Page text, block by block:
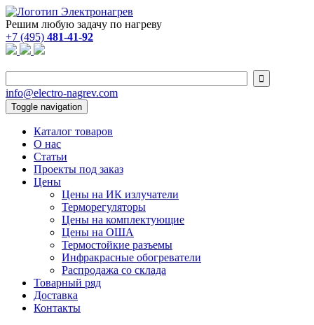
Решим любую задачу по нагреву
+7 (495) 481-41-92

info@electro-nagrev.com
Toggle navigation
Каталог товаров
О нас
Статьи
Проекты под заказ
Цены
Цены на ИК излучатели
Терморегуляторы
Цены на комплектующие
Цены на ОША
Термостойкие разъемы
Инфракрасные обогреватели
Распродажа со склада
Товарный ряд
Доставка
Контакты